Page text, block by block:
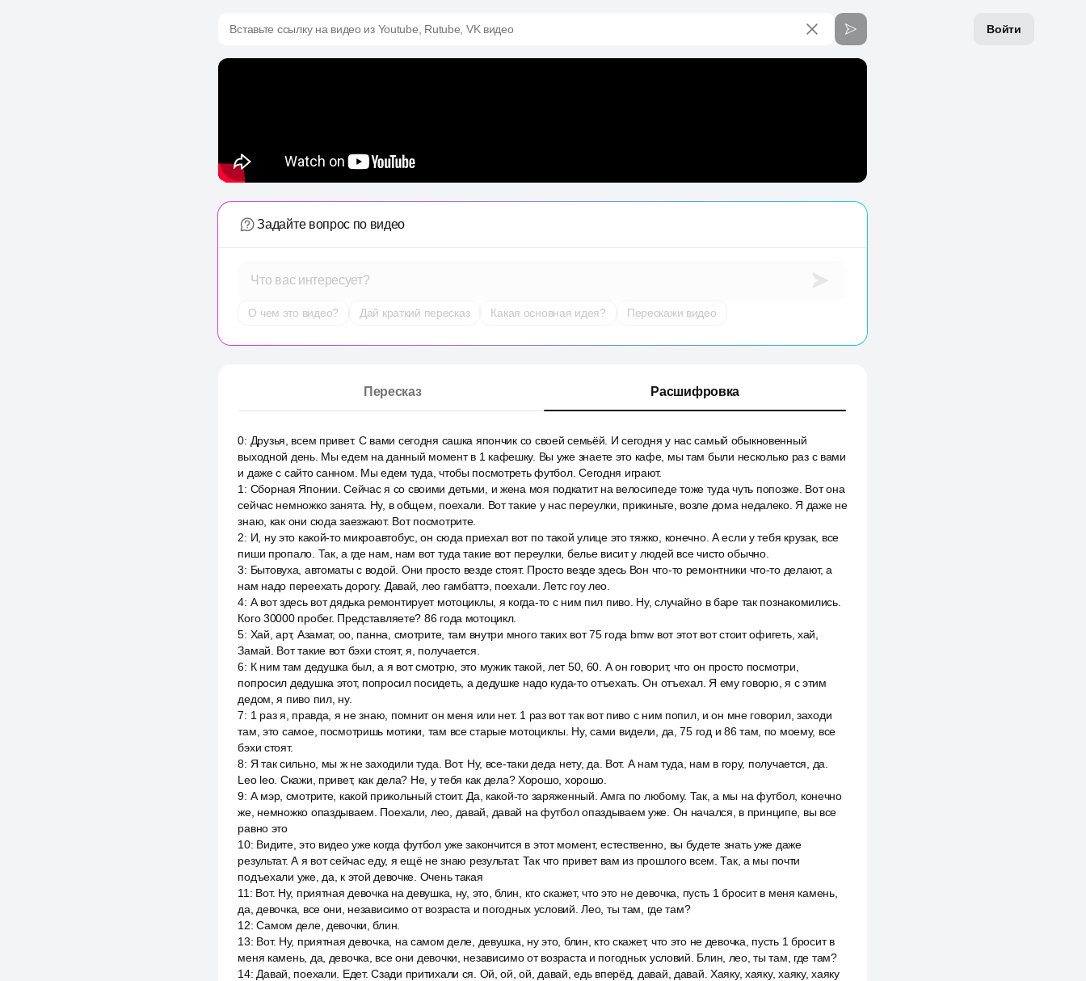
Войти
Вставьте ссылку на видео из Youtube, Rutube, VK видео
Задайте вопрос по видео
Что вас интересует?
О чем это видео? Дай краткий пересказ Какая основная идея? Перескажи видео
Пересказ Расшифровка
0: Друзья, всем привет. С вами сегодня сашка япончик со своей семьёй. И сегодня у нас самый обыкновенный
выходной день. Мы едем на данный момент в 1 кафешку. Вы уже знаете это кафе, мы там были несколько раз с вами
и даже с сайто санном. Мы едем туда, чтобы посмотреть футбол. Сегодня играют.
1 : Сборная Японии. Сейчас я со своими детьми, и жена моя подкатит на велосипеде тоже туда чуть попозже. Вот она
сейчас немножко занята. Ну, в общем, поехали. Вот такие у нас переулки, прикиньте, возле дома недалеко. Я даже не
знаю, как они сюда заезжают. Вот посмотрите.
2: И, ну это какой-то микроавтобус, он сюда приехал вот по такой улице это тяжко, конечно. А если у тебя крузак, все
пиши пропало. Так, а где нам, нам вот туда такие вот переулки, белье висит у людей все чисто обычно.
3: Бытовуха, автоматы с водой. Они просто везде стоят. Просто везде здесь Вон что-то ремонтники что-то делают, а
нам надо переехать дорогу. Давай, лео гамбаттэ, поехали. Летс гоу лео.
4: А вот здесь вот дядька ремонтирует мотоциклы, я когда-то с ним пил пиво. Ну, случайно в баре так познакомились.
Кого 30000 пробег. Представляете? 86 года мотоцикл.
5: Хай, арт, Азамат, оо, панна, смотрите, там внутри много таких вот 75 года bmw вот этот вот стоит офигеть, хай,
Замай. Вот такие вот бэхи стоят, я, получается.
6: К ним там дедушка был, а я вот смотрю, это мужик такой, лет 50, 60. А он говорит, что он просто посмотри,
попросил дедушка этот, попросил посидеть, а дедушке надо куда-то отъехать. Он отъехал. Я ему говорю, я с этим
дедом, я пиво пил, ну.
7: 1 раз я, правда, я не знаю, помнит он меня или нет. 1 раз вот так вот пиво с ним попил, и он мне говорил, заходи
там, это самое, посмотришь мотики, там все старые мотоциклы. Ну, сами видели, да, 75 год и 86 там, по моему, все
бэхи стоят.
8: Я так сильно, мы ж не заходили туда. Вот. Ну, все-таки деда нету, да. Вот. А нам туда, нам в гору, получается, да.
Leo leo. Скажи, привет, как дела? Не, у тебя как дела? Хорошо, хорошо.
9: А мэр, смотрите, какой прикольный стоит. Да, какой-то заряженный. Амга по любому. Так, а мы на футбол, конечно
же, немножко опаздываем. Поехали, лео, давай, давай на футбол опаздываем уже. Он начался, в принципе, вы все
равно это
10: Видите, это видео уже когда футбол уже закончится в этот момент, естественно, вы будете знать уже даже
результат. А я вот сейчас еду, я ещё не знаю результат. Так что привет вам из прошлого всем. Так, а мы почти
подъехали уже, да, к этой девочке. Очень такая
11 : Вот. Ну, приятная девочка на девушка, ну, это, блин, кто скажет, что это не девочка, пусть 1 бросит в меня камень,
да, девочка, все они, независимо от возраста и погодных условий. Лео, ты там, где там?
12:Самом деле, девочки, блин.
13: Вот. Ну, приятная девочка, на самом деле, девушка, ну это, блин, кто скажет, что это не девочка, пусть 1 бросит в
меня камень, да, девочка, все они девочки, независимо от возраста и погодных условий. Блин, лео, ты там, где там?
14: Давай, поехали. Едет. Сзади притихали ся. Ой, ой, ой, давай, едь вперёд, давай, давай. Хаяку, хаяку, хаяку, хаяку